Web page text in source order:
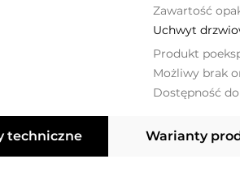
Zawartość
Uchwyt
Produkt
Możliwy brak
Dostępność
techniczne Warianty